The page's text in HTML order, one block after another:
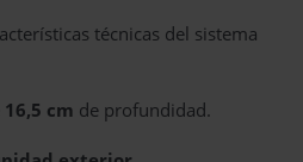
técnicas del sistema
16,5 cm de profundidad.